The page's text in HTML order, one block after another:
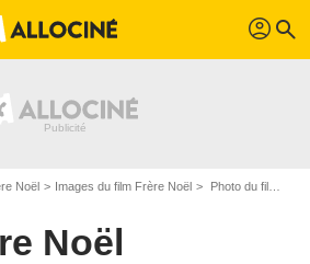
profil search
Noël Images du film Frère Noël Photo du film Frère Noël - Photo 1
Noël